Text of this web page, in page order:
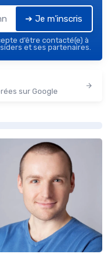
➔ Je m'inscris
d’être contacté(e) à
et ses partenaires.
sur Google